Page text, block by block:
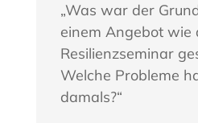
„Was war der
einem Angebot wie
Resilienzseminar
Welche Probleme
damals?“